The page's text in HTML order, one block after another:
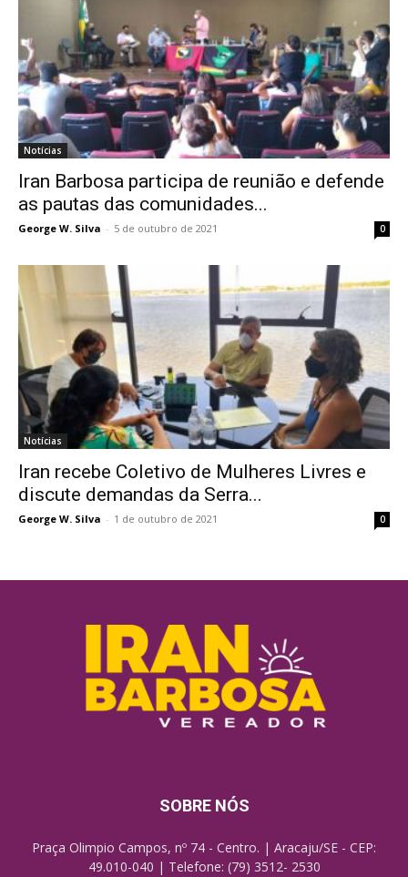
Notícias
Iran Barbosa participa de reunião e defende
as pautas das comunidades...
George W. Silva - 5 de outubro de 2021 0
Notícias
Iran recebe Coletivo de Mulheres Livres e
discute demandas da Serra...
George W. Silva - 1 de outubro de 2021 0
SOBRE NÓS
Praça Olimpio Campos, nº 74 - Centro. | Aracaju/SE - CEP:
49.010-040 | Telefone: (79) 3512- 2530